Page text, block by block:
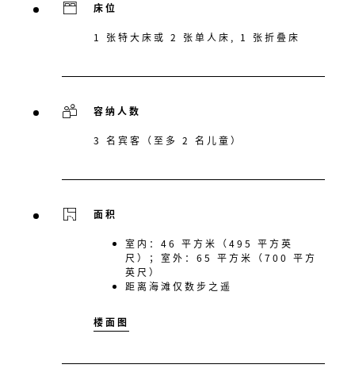
床位
1 张特大床或 2 张单人床, 1 张折叠床
容纳人数
3 名宾客（至多 2 名儿童）
面积
室内：46 平方米（495 平方英
尺）；室外：65 平方米（700 平方
英尺）
距离海滩仅数步之遥
楼面图